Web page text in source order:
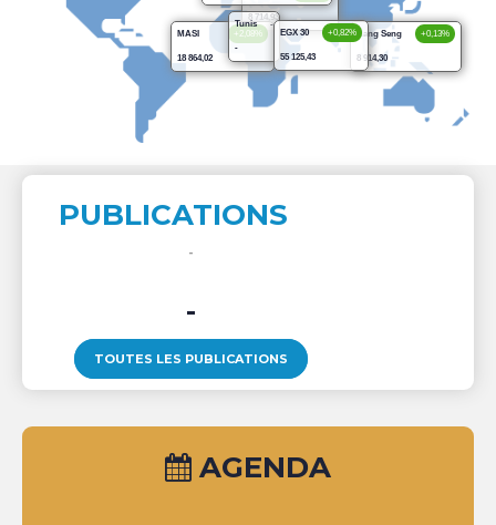
8 714,93
MASI +2,08%
18 864,02
Hang Seng +0,13%
8 914,30
Tunis -
-
EGX 30 +0,82%
55 125,43
PUBLICATIONS
-
TOUTES LES PUBLICATIONS
AGENDA